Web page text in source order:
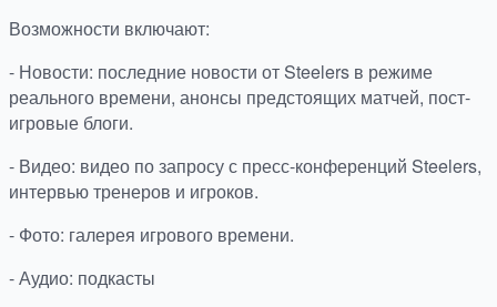
Возможности включают:
- Новости: последние новости от Steelers в режиме
реального времени, анонсы предстоящих матчей, пост-
игровые блоги.
- Видео: видео по запросу с пресс-конференций Steelers,
интервью тренеров и игроков.
- Фото: галерея игрового времени.
- Аудио: подкасты